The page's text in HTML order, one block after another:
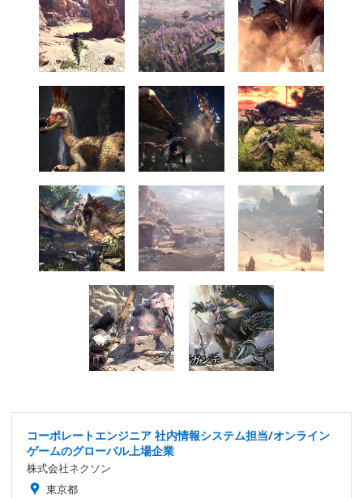
コーポレートエンジニア 社内情報システム担当/オンライン
ゲームのグローバル上場企業
株式会社ネクソン
東京都